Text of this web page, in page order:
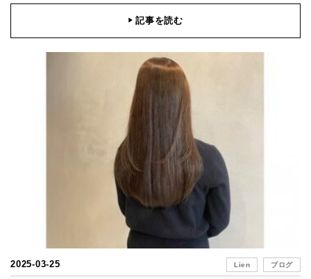
▶記事を読む
2025-03-25 Lien ブログ